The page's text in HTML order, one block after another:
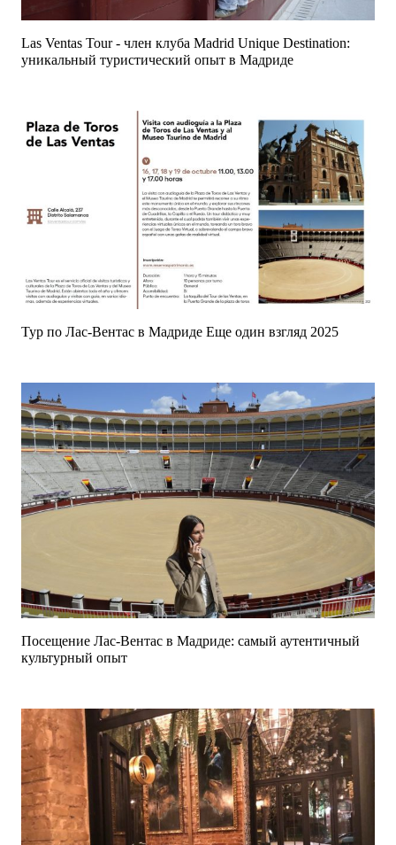
Las Ventas Tour - член клуба Madrid Unique Destination:
уникальный туристический опыт в Мадриде
Тур по Лас-Вентас в Мадриде Еще один взгляд 2025
Посещение Лас-Вентас в Мадриде: самый аутентичный
культурный опыт